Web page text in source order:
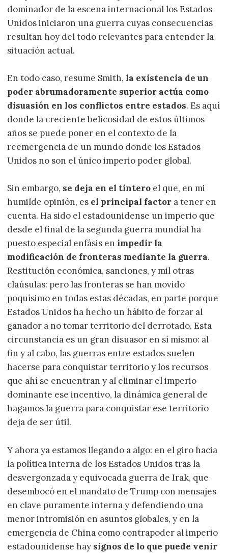
dominador de la escena internacional los Estados
Unidos iniciaron una guerra cuyas consecuencias
resultan hoy del todo relevantes para entender la
situación actual.
En todo caso, resume Smith, la existencia de un
poder abrumadoramente superior actúa como
disuasión en los conflictos entre estados. Es aquí
donde la creciente belicosidad de estos últimos
años se puede poner en el contexto de la
reemergencia de un mundo donde los Estados
Unidos no son el único imperio poder global.
Sin embargo, se deja en el tintero el que, en mi
humilde opinión, es el principal factor a tener en
cuenta. Ha sido el estadounidense un imperio que
desde el final de la segunda guerra mundial ha
puesto especial enfásis enimpedir la
modificación de fronteras mediante la guerra.
Restitución económica, sanciones, y mil otras
claúsulas: pero las fronteras se han movido
poquísimo en todas estas décadas, en parte porque
Estados Unidos ha hecho un hábito de forzar al
ganador a no tomar territorio del derrotado. Esta
circunstancia es un gran disuasor en sí mismo: al
fin y al cabo, las guerras entre estados suelen
hacerse para conquistar territorio y los recursos
que ahí se encuentran y al eliminar el imperio
dominante ese incentivo, la dinámica general de
hagamos la guerra para conquistar ese territorio
deja de ser útil.
Y ahora ya estamos llegando a algo: en el giro hacia
la política interna de los Estados Unidos tras la
desvergonzada y equivocada guerra de Irak, que
desembocó en el mandato de Trump con mensajes
en clave puramente interna y defendiendo una
menor intromisión en asuntos globales, y en la
emergencia de China como contrapoder al imperio
estadounidense hay signos de lo que puede venir